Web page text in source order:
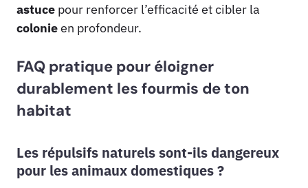
astuce pour renforcer l’efficacité et cibler la
colonieen profondeur.
FAQ pratique pour éloigner
durablement les fourmis de ton
habitat
Les répulsifs naturels sont-ils dangereux
pour les animaux domestiques ?